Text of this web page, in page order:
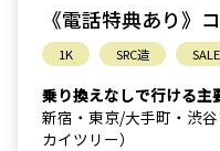
《電話特典あり》
1K SRC造 SALE
乗り換えなしで行ける主
新宿・東京/大手町・渋
カイツリー）